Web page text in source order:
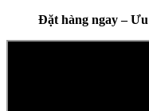
Đặt hàng ngay –